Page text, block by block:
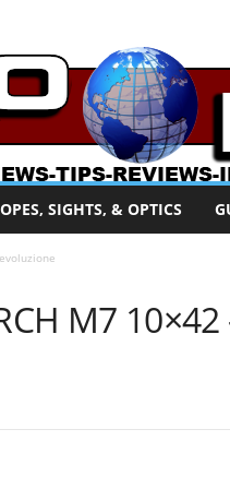
SIGHTS, & OPTICS
M7 10×42